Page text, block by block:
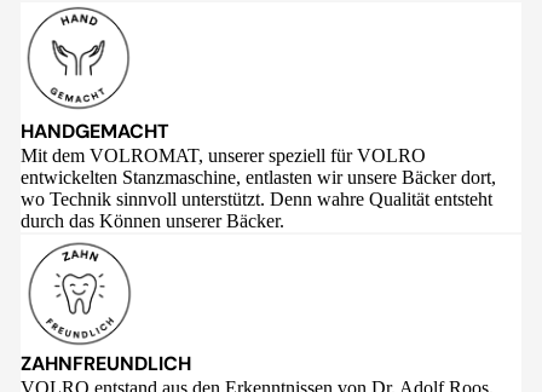
HANDGEMACHT
Mit dem VOLROMAT, unserer speziell für VOLRO
entwickelten Stanzmaschine, entlasten wir unsere Bäcker dort,
wo Technik sinnvoll unterstützt. Denn wahre Qualität entsteht
durch das Können unserer Bäcker.
ZAHNFREUNDLICH
VOLRO entstand aus den Erkenntnissen von Dr. Adolf Roos,